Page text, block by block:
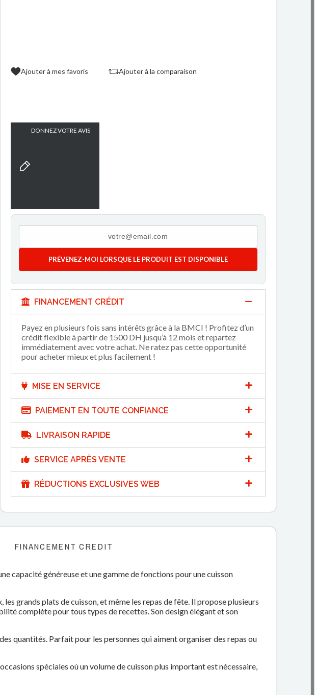
Ajouter à mes favoris Ajouter à la comparaison
DONNEZ VOTRE AVIS
PRÉVENEZ-MOI LORSQUE LE PRODUIT EST DISPONIBLE
FINANCEMENT CRÉDIT
Payez en plusieurs fois sans intérêts grâce à la BMCI ! Profitez d’un
crédit flexible à partir de 1500 DH jusqu’à 12 mois et repartez
immédiatement avec votre achat. Ne ratez pas cette opportunité
pour acheter mieux et plus facilement !
MISE EN SERVICE
PAIEMENT EN TOUTE CONFIANCE
LIVRAISON RAPIDE
SERVICE APRÈS VENTE
RÉDUCTIONS EXCLUSIVES WEB
FINANCEMENT CREDIT
capacité généreuse et une gamme de fonctions pour une cuisson
grands plats de cuisson, et même les repas de fête. Il propose plusieurs
complète pour tous types de recettes. Son design élégant et son
quantités. Parfait pour les personnes qui aiment organiser des repas ou
spéciales où un volume de cuisson plus important est nécessaire,